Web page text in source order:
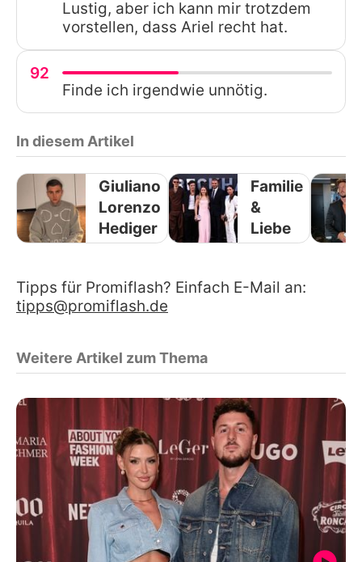
Lustig, aber ich kann mir trotzdem
vorstellen, dass Ariel recht hat.
92
Finde ich irgendwie unnötig.
In diesem Artikel
Giuliano
Lorenzo
Hediger
Familie
&
Liebe
Tipps für Promiflash? Einfach E-Mail an:
tipps@promiflash.de
Weitere Artikel zum Thema